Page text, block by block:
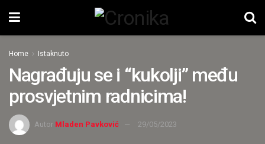
Home Istaknuto
Nagrađuju se i “kukolji” među
prosvjetnim radnicima!
Autor Mladen Pavković 29/05/2023